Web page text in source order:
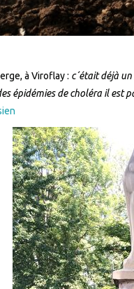
à Viroflay : c´était déjà
épidémies de choléra il est